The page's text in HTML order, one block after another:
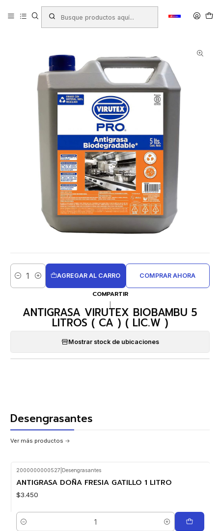
Productos ASEO HOGAR Desengrasantes
ANTIGRASA VIRUTEX BIOBAMBU 5 LITROS ( CA ) ( LIC.W )
Cantidad
AGREGAR AL CARRO COMPRAR AHORA
COMPARTIR
ANTIGRASA VIRUTEX BIOBAMBU 5
LITROS ( CA ) ( LIC.W )
Mostrar stock de ubicaciones
Desengrasantes
Ver más productos
2000000000527 Desengrasantes
ANTIGRASA DOÑA FRESIA GATILLO 1 LITRO
$3.450
Cantidad